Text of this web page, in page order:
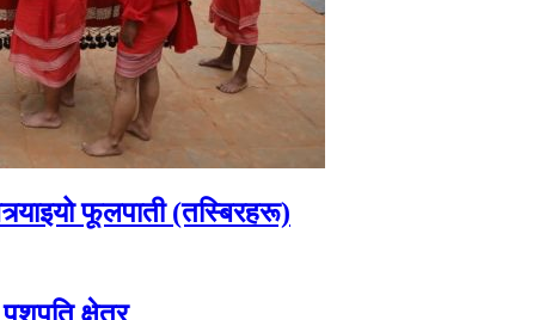
फूलपाती (तस्बिरहरू)